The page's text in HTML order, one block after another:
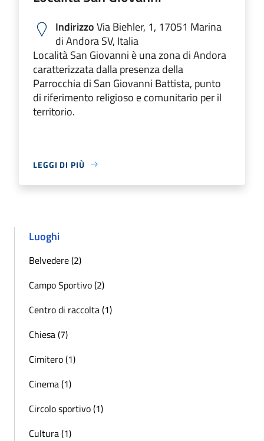
IndirizzoVia Biehler, 1, 17051 Marina
di Andora SV, Italia
Località San Giovanni è una zona di Andora
caratterizzata dalla presenza della
Parrocchia di San Giovanni Battista, punto
di riferimento religioso e comunitario per il
territorio.
LEGGI DI PIÙ
Luoghi
Belvedere (2)
Campo Sportivo (2)
Centro di raccolta (1)
Chiesa (7)
Cimitero (1)
Cinema (1)
Circolo sportivo (1)
Cultura (1)